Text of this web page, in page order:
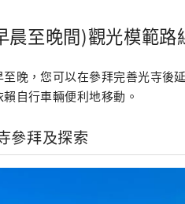
晨至晚間)觀光模範路
晚，您可以在參拜完善光寺後
自行車輛便利地移動。
參拜及探索